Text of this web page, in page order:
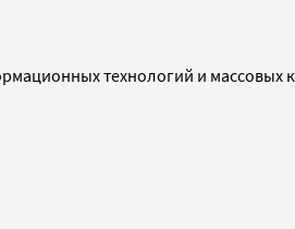
технологий и